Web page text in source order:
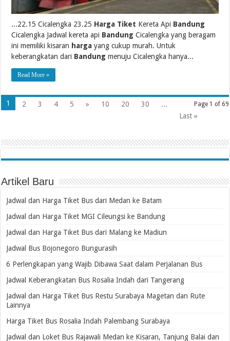
...22.15 Cicalengka 23.25 Harga Tiket Kereta Api Bandung
Cicalengka Jadwal kereta api Bandung Cicalengka yang beragam
ini memiliki kisaran harga yang cukup murah. Untuk
keberangkatan dari Bandung menuju Cicalengka hanya...
Read More »
Page 1 of 69
1 2 3 4 5 » 10 20 30
...
Last »
Artikel Baru
Jadwal dan Harga Tiket Bus dari Medan ke Batam
Jadwal dan Harga Tiket MGI Cileungsi ke Bandung
Jadwal dan Harga Tiket Bus dari Malang ke Madiun
Jadwal Bus Bojonegoro Bungurasih
6 Perlengkapan yang Wajib Dibawa Saat dalam Perjalanan Bus
Jadwal Keberangkatan Bus Rosalia Indah dari Tangerang
Jadwal dan Harga Tiket Bus Restu Surabaya Magetan dan Rute
Lainnya
Harga Tiket Bus Rosalia Indah Palembang Surabaya
Jadwal dan Loket Bus Rajawali Medan ke Kisaran, Tanjung Balai dan